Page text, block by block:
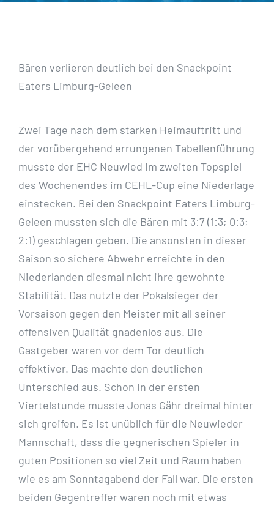
Bären verlieren deutlich bei den Snackpoint
Eaters Limburg-Geleen
Zwei Tage nach dem starken Heimauftritt und
der vorübergehend errungenen Tabellenführung
musste der EHC Neuwied im zweiten Topspiel
des Wochenendes im CEHL-Cup eine Niederlage
einstecken. Bei den Snackpoint Eaters Limburg-
Geleen mussten sich die Bären mit 3:7 (1:3; 0:3;
2:1) geschlagen geben. Die ansonsten in dieser
Saison so sichere Abwehr erreichte in den
Niederlanden diesmal nicht ihre gewohnte
Stabilität. Das nutzte der Pokalsieger der
Vorsaison gegen den Meister mit all seiner
offensiven Qualität gnadenlos aus. Die
Gastgeber waren vor dem Tor deutlich
effektiver. Das machte den deutlichen
Unterschied aus. Schon in der ersten
Viertelstunde musste Jonas Gähr dreimal hinter
sich greifen. Es ist unüblich für die Neuwieder
Mannschaft, dass die gegnerischen Spieler in
guten Positionen so viel Zeit und Raum haben
wie es am Sonntagabend der Fall war. Die ersten
beiden Gegentreffer waren noch mit etwas